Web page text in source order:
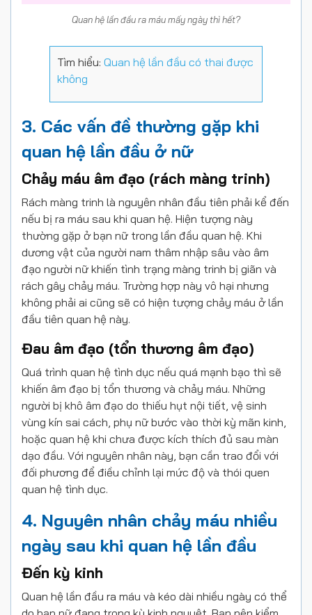
Quan hệ lần đầu ra máu mấy ngày thì hết?
Tìm hiểu: Quan hệ lần đầu có thai được
không
3. Các vấn đề thường gặp khi
quan hệ lần đầu ở nữ
Chảy máu âm đạo (rách màng trinh)
Rách màng trinh là nguyên nhân đầu tiên phải kể đến
nếu bị ra máu sau khi quan hệ. Hiện tượng này
thường gặp ở bạn nữ trong lần đầu quan hệ. Khi
dương vật của người nam thâm nhập sâu vào âm
đạo người nữ khiến tình trạng màng trinh bị giãn và
rách gây chảy máu. Trường hợp này vô hại nhưng
không phải ai cũng sẽ có hiện tượng chảy máu ở lần
đầu tiên quan hệ này.
Đau âm đạo (tổn thương âm đạo)
Quá trình quan hệ tình dục nếu quá mạnh bạo thì sẽ
khiến âm đạo bị tổn thương và chảy máu. Những
người bị khô âm đạo do thiếu hụt nội tiết, vệ sinh
vùng kín sai cách, phụ nữ bước vào thời kỳ mãn kinh,
hoặc quan hệ khi chưa được kích thích đủ sau màn
dạo đầu. Với nguyên nhân này, bạn cần trao đổi với
đối phương để điều chỉnh lại mức độ và thói quen
quan hệ tình dục.
4. Nguyên nhân chảy máu nhiều
ngày sau khi quan hệ lần đầu
Đến kỳ kinh
Quan hệ lần đầu ra máu và kéo dài nhiều ngày có thể